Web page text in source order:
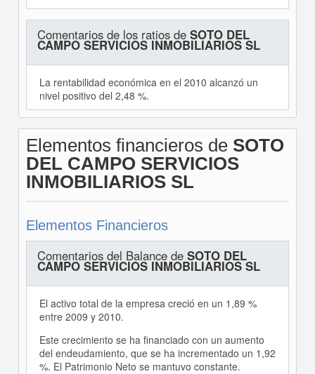
Comentarios de los ratios de SOTO DEL
CAMPO SERVICIOS INMOBILIARIOS SL
La rentabilidad económica en el 2010 alcanzó un
nivel positivo del 2,48 %.
Elementos financieros de SOTO
DEL CAMPO SERVICIOS
INMOBILIARIOS SL
Elementos Financieros
Comentarios del Balance de SOTO DEL
CAMPO SERVICIOS INMOBILIARIOS SL
El activo total de la empresa creció en un 1,89 %
entre 2009 y 2010.
Este crecimiento se ha financiado con un aumento
del endeudamiento, que se ha incrementado un 1,92
%. El Patrimonio Neto se mantuvo constante.